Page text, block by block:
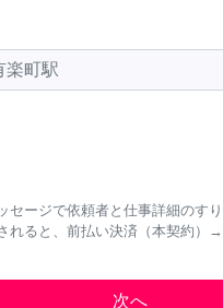
セージで依頼者と仕事詳細のすり
れると、前払い決済（本契約）